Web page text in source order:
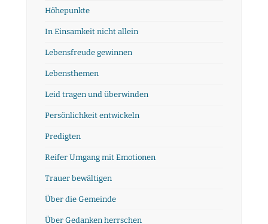
Höhepunkte
In Einsamkeit nicht allein
Lebensfreude gewinnen
Lebensthemen
Leid tragen und überwinden
Persönlichkeit entwickeln
Predigten
Reifer Umgang mit Emotionen
Trauer bewältigen
Über die Gemeinde
Über Gedanken herrschen